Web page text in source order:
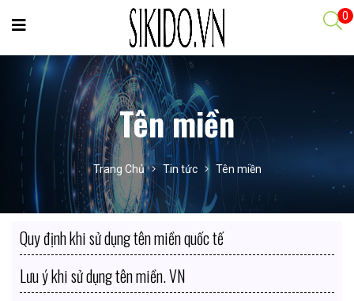
0
Tên miền
Trang Chủ Tin tức Tên miền
Quy định khi sử dụng tên miền quốc tế
Lưu ý khi sử dụng tên miền. VN